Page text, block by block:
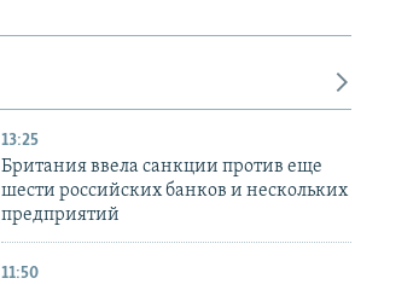
13:25
Британия ввела санкции против еще
шести российских банков и нескольких
предприятий
11:50